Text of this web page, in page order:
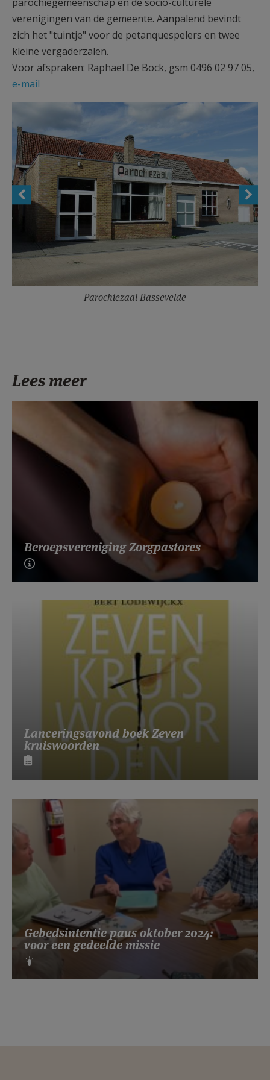
verenigingen van de gemeente. Aanpalend bevindt
zich het "tuintje" voor de petanquespelers en twee
kleine vergaderzalen.
Voor afspraken: Raphael De Bock, gsm 0496 02 97 05,
e-mail
Parochiezaal Bassevelde
Lees meer
Beroepsvereniging Zorgpastores
Lanceringsavond boek Zeven
kruiswoorden
Gebedsintentie paus oktober 2024:
voor een gedeelde missie